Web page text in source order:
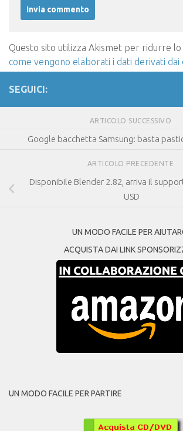
Questo sito utilizza Akismet per ridurre lo
come vengono elaborati i dati derivati dai
SEGUICI:
ARTICOLO SUCCESSIVO
Google bacchetta Samsung: basta
ARTICOLO PRECEDENTE
Disponibile Blender 2.82, arriva il
USD
UN MODO FACILE PER
ACQUISTA DAI LINK
UN MODO FACILE PER PARTIRE